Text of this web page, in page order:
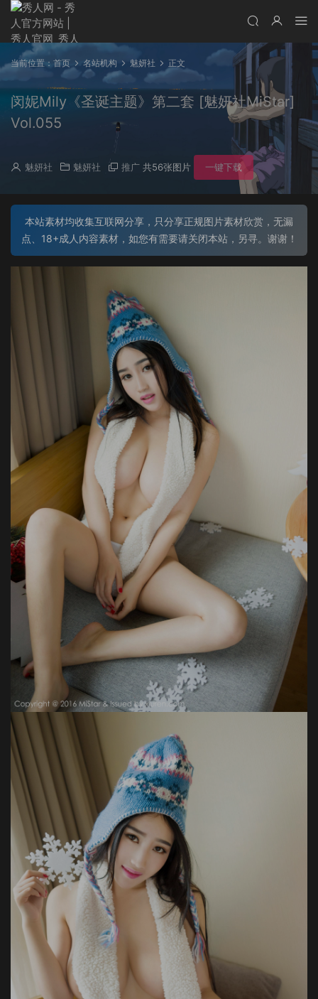
当前位置： 首页 名站机构 魅妍社 正文
闵妮Mily《圣诞主题》第二套 [魅妍社MiStar]
Vol.055
魅妍社 魅妍社 推广 共56张图片 一键下载
本站素材均收集互联网分享，只分享正规图片素材欣赏，无漏
点、18+成人内容素材，如您有需要请关闭本站，另寻。谢谢！